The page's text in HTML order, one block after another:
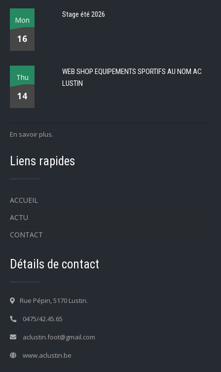
Mon
16
Stage été 2026
Thu
14
WEB SHOP EQUIPEMENTS SPORTIFS AU NOM AC
LUSTIN
En savoir plus.
Liens rapides
ACCUEIL
ACTU
CONTACT
Détails de contact
Rue Pépin, 5170 Lustin.
0475/42.45.65
aclustin.foot@gmail.com
www.aclustin.be